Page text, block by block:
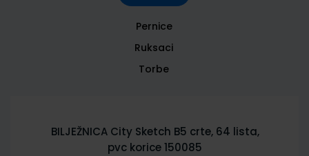
Pernice
Ruksaci
Torbe
BILJEŽNICA City Sketch B5 crte, 64 lista,
pvc korice 150085